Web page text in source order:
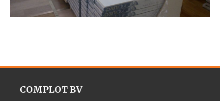
COMPLOT BV